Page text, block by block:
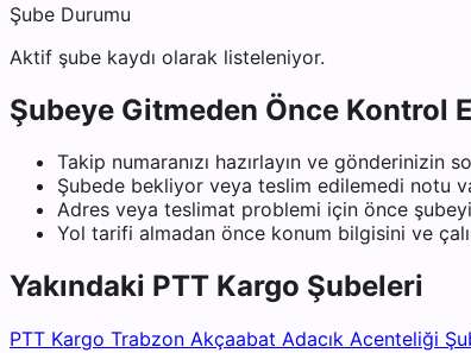
Şube Durumu
Aktif şube kaydı olarak listeleniyor.
Şubeye Gitmeden Önce Kontrol
Takip numaranızı hazırlayın ve gönderinizin
Şubede bekliyor veya teslim edilemedi notu
Adres veya teslimat problemi için önce şubeyi
Yol tarifi almadan önce konum bilgisini ve
Yakındaki PTT Kargo Şubeleri
PTT Kargo Trabzon Akçaabat Adacık Acenteliği